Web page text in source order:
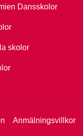
Dansskolor
skolor
Anmälningsvillkor